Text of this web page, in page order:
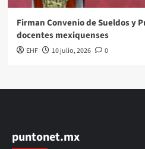
Firman Convenio de Sueldos y
docentes mexiquenses
EHF 10 julio, 2026 0
puntonet.mx